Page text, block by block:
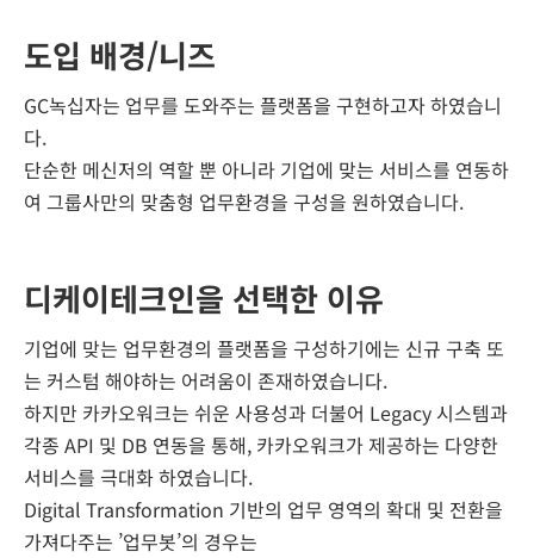
도입 배경/니즈
GC녹십자는 업무를 도와주는 플랫폼을 구현하고자 하였습니
다.
단순한 메신저의 역할 뿐 아니라 기업에 맞는 서비스를 연동하
여 그룹사만의 맞춤형 업무환경을 구성을 원하였습니다.
디케이테크인을 선택한 이유
기업에 맞는 업무환경의 플랫폼을 구성하기에는 신규 구축 또
는 커스텀 해야하는 어려움이 존재하였습니다.
하지만 카카오워크는 쉬운 사용성과 더불어 Legacy 시스템과
각종 API 및 DB 연동을 통해, 카카오워크가 제공하는 다양한
서비스를 극대화 하였습니다.
Digital Transformation 기반의 업무 영역의 확대 및 전환을
가져다주는 ’업무봇’의 경우는